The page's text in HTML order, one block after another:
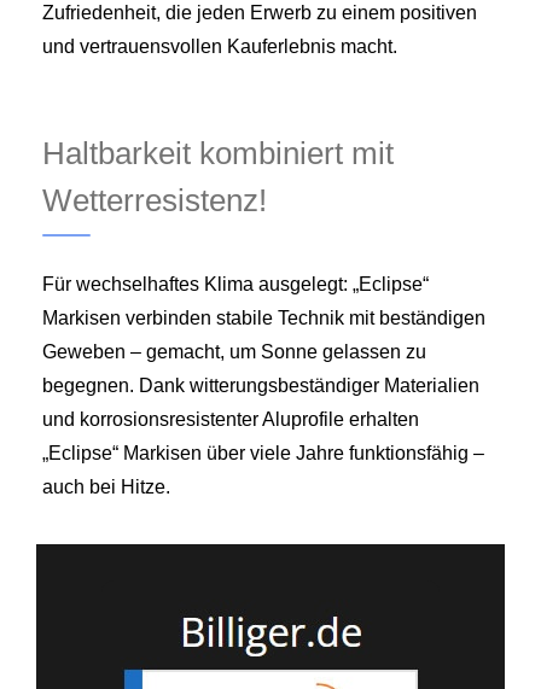
Zufriedenheit, die jeden Erwerb zu einem positiven
und vertrauensvollen Kauferlebnis macht.
Haltbarkeit kombiniert mit
Wetterresistenz!
Für wechselhaftes Klima ausgelegt: „Eclipse“
Markisen verbinden stabile Technik mit beständigen
Geweben – gemacht, um Sonne gelassen zu
begegnen. Dank witterungsbeständiger Materialien
und korrosionsresistenter Aluprofile erhalten
„Eclipse“ Markisen über viele Jahre funktionsfähig –
auch bei Hitze.